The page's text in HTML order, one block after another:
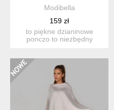
Modibella
159 zł
to piękne dzianinowe
ponczo to niezbędny